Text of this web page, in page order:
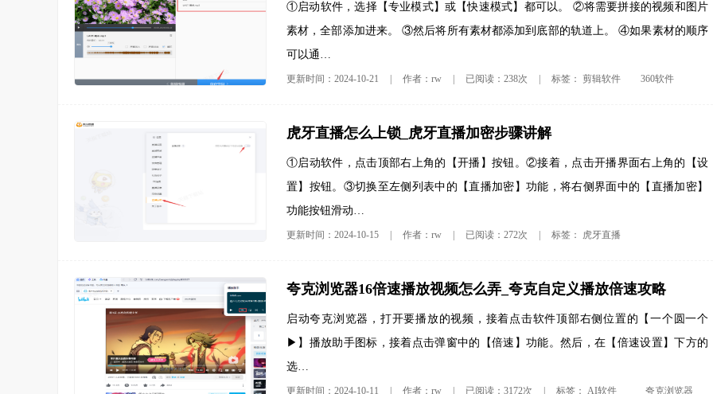
①启动软件，选择【专业模式】或【快速模式】都可以。 ②将需要拼接的视频和图片
素材，全部添加进来。 ③然后将所有素材都添加到底部的轨道上。 ④如果素材的顺序
可以通…
更新时间：2024-10-21 作者：rw 已阅读：238次 标签： 剪辑软件 360软件
虎牙直播怎么上锁_虎牙直播加密步骤讲解
①启动软件，点击顶部右上角的【开播】按钮。②接着，点击开播界面右上角的【设
置】按钮。③切换至左侧列表中的【直播加密】功能，将右侧界面中的【直播加密】
功能按钮滑动…
更新时间：2024-10-15 作者：rw 已阅读：272次 标签： 虎牙直播
夸克浏览器16倍速播放视频怎么弄_夸克自定义播放倍速攻略
启动夸克浏览器，打开要播放的视频，接着点击软件顶部右侧位置的【一个圆一个
▶】播放助手图标，接着点击弹窗中的【倍速】功能。然后，在【倍速设置】下方的
选…
更新时间：2024-10-11 作者：rw 已阅读：3172次 标签： AI软件 夸克浏览器